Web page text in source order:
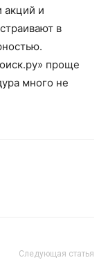
акций и
в
проще
много не
Следующая статья